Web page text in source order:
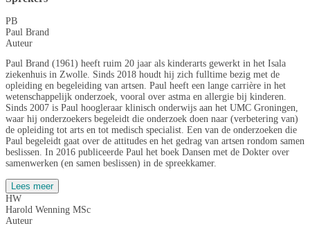
PB
Paul Brand
Auteur
Paul Brand (1961) heeft ruim 20 jaar als kinderarts gewerkt in het Isala
ziekenhuis in Zwolle. Sinds 2018 houdt hij zich fulltime bezig met de
opleiding en begeleiding van artsen. Paul heeft een lange carrière in het
wetenschappelijk onderzoek, vooral over astma en allergie bij kinderen.
Sinds 2007 is Paul hoogleraar klinisch onderwijs aan het UMC Groningen,
waar hij onderzoekers begeleidt die onderzoek doen naar (verbetering van)
de opleiding tot arts en tot medisch specialist. Een van de onderzoeken die
Paul begeleidt gaat over de attitudes en het gedrag van artsen rondom samen
beslissen. In 2016 publiceerde Paul het boek Dansen met de Dokter over
samenwerken (en samen beslissen) in de spreekkamer.
Lees meer
HW
Harold Wenning MSc
Auteur